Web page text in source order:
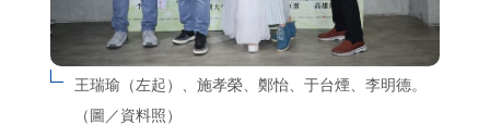
王瑞瑜（左起）、施孝榮、鄭怡、于台煙、李明德。
（圖／資料照）